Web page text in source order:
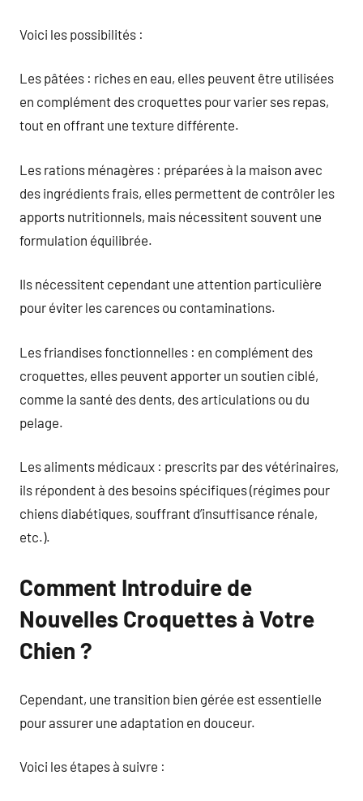
Voici les possibilités :
Les pâtées : riches en eau, elles peuvent être utilisées
en complément des croquettes pour varier ses repas,
tout en offrant une texture différente.
Les rations ménagères : préparées à la maison avec
des ingrédients frais, elles permettent de contrôler les
apports nutritionnels, mais nécessitent souvent une
formulation équilibrée.
Ils nécessitent cependant une attention particulière
pour éviter les carences ou contaminations.
Les friandises fonctionnelles : en complément des
croquettes, elles peuvent apporter un soutien ciblé,
comme la santé des dents, des articulations ou du
pelage.
Les aliments médicaux : prescrits par des vétérinaires,
ils répondent à des besoins spécifiques (régimes pour
chiens diabétiques, souffrant d’insuffisance rénale,
etc.).
Comment Introduire de
Nouvelles Croquettes à Votre
Chien ?
Cependant, une transition bien gérée est essentielle
pour assurer une adaptation en douceur.
Voici les étapes à suivre :